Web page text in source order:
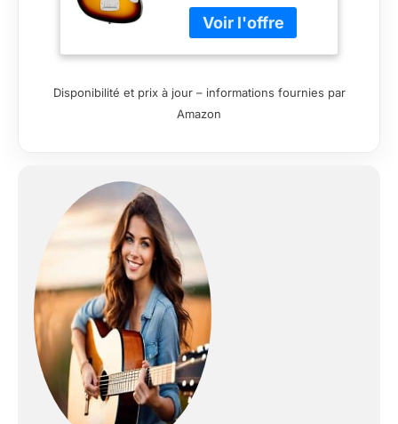
instrument à la forme
légendaire et au son
vénérable famille
Fender. Cette guitare
de manche « Slim C »
très confortable, un
diapason court de
24” (610 mm), un
chevalet flottant dont
le vibrato de style
vintage vous assure
une action hors pair
Ainsi que des
mécaniques moulées
Disponibilité et prix à jour – informations fournies par
Amazon